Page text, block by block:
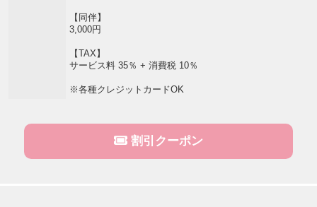
【同伴】
3,000円
【TAX】
サービス料 35％ + 消費税 10％
※各種クレジットカードOK
割引クーポン